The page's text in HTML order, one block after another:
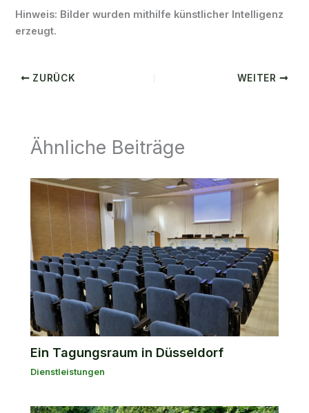
Hinweis: Bilder wurden mithilfe künstlicher Intelligenz
erzeugt.
ZURÜCK WEITER
Ähnliche Beiträge
Ein Tagungsraum in Düsseldorf
Dienstleistungen